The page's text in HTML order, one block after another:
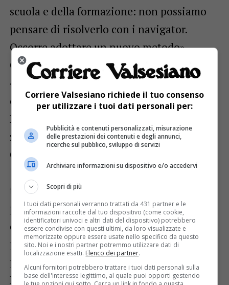
scuola e della formazione: non possiamo
pensare di risolverlo con i navigator.
Occorre adottare un nuovo metodo».
Critico Filippa anche sulla
«criminalizzazione» delle multinazionali,
che invece «operano da decenni nel nostro
Paese e hanno portato anche nelle nostre
zone benessere diffuso e importante.
Credo sia ora di finirla con la cultura del
“contro”, dell’odio. Non possiamo più
tollerare che se il Governo fa qualcosa di
positivo la consideri una vittoria “contro”
qualcuno o qualcosa: se ha fatto una cosa
positiva siamo tutti contenti e speriamo ci
porti a migliorare».
L’importanza fondamentale e l’assoluta
Corriere Valsesiano richiede il tuo consenso
per utilizzare i tuoi dati personali per:
Pubblicità e contenuti personalizzati, misurazione
delle prestazioni dei contenuti e degli annunci,
ricerche sul pubblico, sviluppo di servizi
Archiviare informazioni su dispositivo e/o accedervi
Scopri di più
I tuoi dati personali verranno trattati da 431 partner e le
informazioni raccolte dal tuo dispositivo (come cookie,
identificatori univoci e altri dati del dispositivo) potrebbero
essere condivise con questi ultimi, da loro visualizzate e
memorizzate oppure essere usate nello specifico da questo
sito. Noi e i nostri partner potremmo utilizzare dati di
localizzazione esatti. Elenco dei partner.
Alcuni fornitori potrebbero trattare i tuoi dati personali sulla
base dell'interesse legittimo, al quale puoi opporti gestendo